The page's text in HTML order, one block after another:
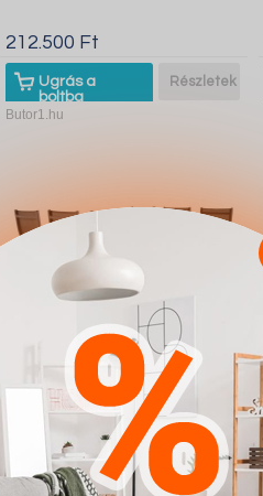
212.500 Ft
Ugrás a
boltba
Részletek
Butor1.hu
Asztal és szék
garnitúra Dallas 506